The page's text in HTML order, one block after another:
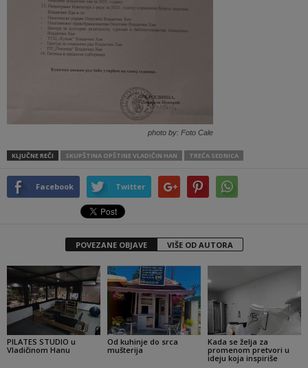
photo by: Foto Cale
KLJUČNE REČI SKUPŠTINA OPŠTINE VLADIČIN HAN TREĆA SEDNICA
Facebook Twitter
POVEZANE OBJAVE VIŠE OD AUTORA
PILATES STUDIO u
Vladičinom Hanu
Od kuhinje do srca
mušterija
Kada se želja za
promenom pretvori u
ideju koja inspiriše